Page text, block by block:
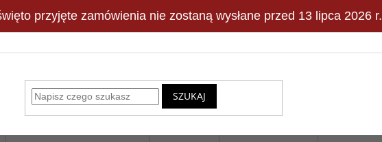
przyjęte zamówienia nie zostaną wysłane przed 13 lipca 2026 r.
SZUKAJ